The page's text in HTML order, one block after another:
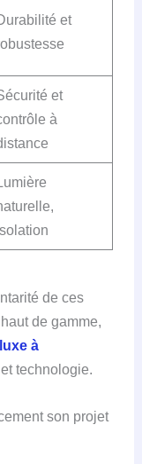
et
et
à
de ces
de gamme,
à
technologie.
son projet